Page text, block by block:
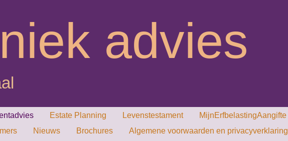
advies
Estate Planning Levenstestament
MijnErfbelastingAangifte
Nieuws Brochures
Algemene voorwaarden en privacyverklaring